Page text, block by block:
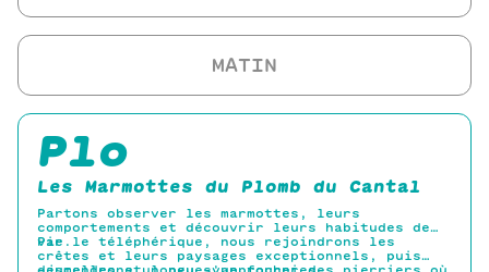
Plo
Les Marmottes du Plomb du Cantal
Partons observer les marmottes, leurs
comportements et découvrir leurs habitudes de
vie.
Par le téléphérique, nous rejoindrons les
crêtes et leurs paysages exceptionnels, puis
descendrons un peu s'approcher des pierriers où
-jumelles et longue-vue fournies-